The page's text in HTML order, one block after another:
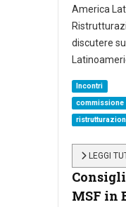
America
discutere
Incontri
commissione
LEGGI
MSF in